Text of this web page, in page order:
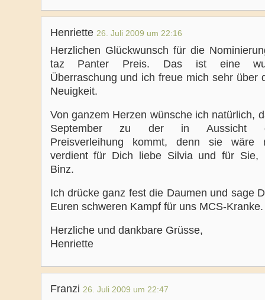
Henriette 26. Juli 2009 um 22:16
Herzlichen Glückwunsch für die
taz Panter Preis. Das ist eine
Überraschung und ich freue mich sehr über
Neuigkeit.
Von ganzem Herzen wünsche ich natürlich,
September zu der in Aussicht
Preisverleihung kommt, denn sie wäre
verdient für Dich liebe Silvia und für Sie,
Binz.
Ich drücke ganz fest die Daumen und sage
Euren schweren Kampf für uns MCS-Kranke.
Herzliche und dankbare Grüsse,
Henriette
Franzi 26. Juli 2009 um 22:47